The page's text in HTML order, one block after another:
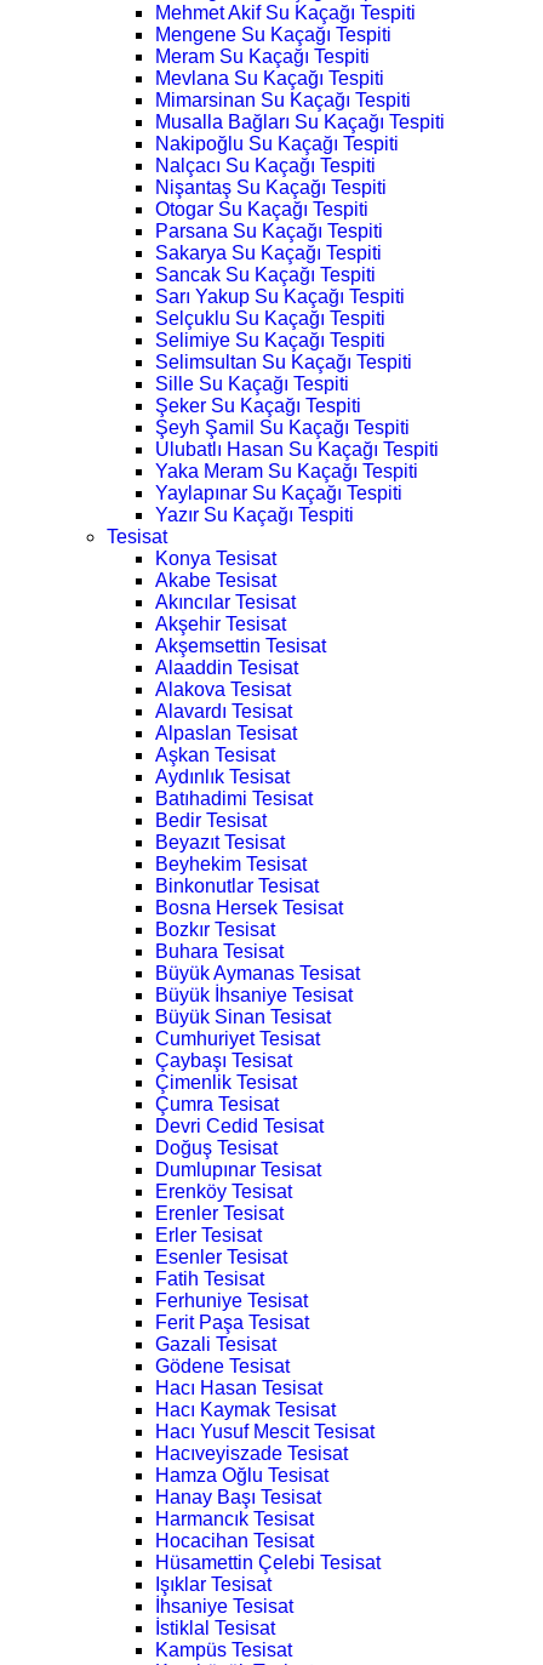
Mehmet Akif Su Kaçağı Tespiti
Mengene Su Kaçağı Tespiti
Meram Su Kaçağı Tespiti
Mevlana Su Kaçağı Tespiti
Mimarsinan Su Kaçağı Tespiti
Musalla Bağları Su Kaçağı Tespiti
Nakipoğlu Su Kaçağı Tespiti
Nalçacı Su Kaçağı Tespiti
Nişantaş Su Kaçağı Tespiti
Otogar Su Kaçağı Tespiti
Parsana Su Kaçağı Tespiti
Sakarya Su Kaçağı Tespiti
Sancak Su Kaçağı Tespiti
Sarı Yakup Su Kaçağı Tespiti
Selçuklu Su Kaçağı Tespiti
Selimiye Su Kaçağı Tespiti
Selimsultan Su Kaçağı Tespiti
Sille Su Kaçağı Tespiti
Şeker Su Kaçağı Tespiti
Şeyh Şamil Su Kaçağı Tespiti
Ulubatlı Hasan Su Kaçağı Tespiti
Yaka Meram Su Kaçağı Tespiti
Yaylapınar Su Kaçağı Tespiti
Yazır Su Kaçağı Tespiti
Tesisat
Konya Tesisat
Akabe Tesisat
Akıncılar Tesisat
Akşehir Tesisat
Akşemsettin Tesisat
Alaaddin Tesisat
Alakova Tesisat
Alavardı Tesisat
Alpaslan Tesisat
Aşkan Tesisat
Aydınlık Tesisat
Batıhadimi Tesisat
Bedir Tesisat
Beyazıt Tesisat
Beyhekim Tesisat
Binkonutlar Tesisat
Bosna Hersek Tesisat
Bozkır Tesisat
Buhara Tesisat
Büyük Aymanas Tesisat
Büyük İhsaniye Tesisat
Büyük Sinan Tesisat
Cumhuriyet Tesisat
Çaybaşı Tesisat
Çimenlik Tesisat
Çumra Tesisat
Devri Cedid Tesisat
Doğuş Tesisat
Dumlupınar Tesisat
Erenköy Tesisat
Erenler Tesisat
Erler Tesisat
Esenler Tesisat
Fatih Tesisat
Ferhuniye Tesisat
Ferit Paşa Tesisat
Gazali Tesisat
Gödene Tesisat
Hacı Hasan Tesisat
Hacı Kaymak Tesisat
Hacı Yusuf Mescit Tesisat
Hacıveyiszade Tesisat
Hamza Oğlu Tesisat
Hanay Başı Tesisat
Harmancık Tesisat
Hocacihan Tesisat
Hüsamettin Çelebi Tesisat
Işıklar Tesisat
İhsaniye Tesisat
İstiklal Tesisat
Kampüs Tesisat